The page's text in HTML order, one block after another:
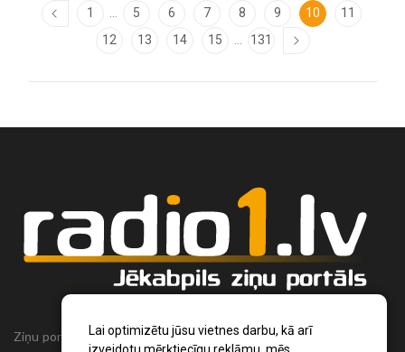
Lai optimizētu jūsu vietnes darbu, kā arī
1 5 6 7 8 9 10
11
12
13 14 15 131
Ziņu portāls Radio1.lv ir informācija un diskusija par Jēkabpils